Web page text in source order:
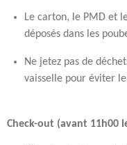
Le carton, le PMD et
déposés dans les
Ne jetez pas de
vaisselle pour éviter
Check-out (avant 11h00